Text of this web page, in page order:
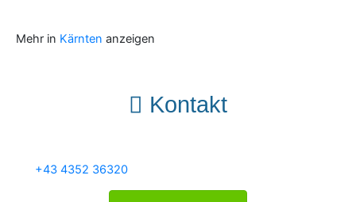
Kontakt
+43 4352 36320
Mehr in Kärnten anzeigen